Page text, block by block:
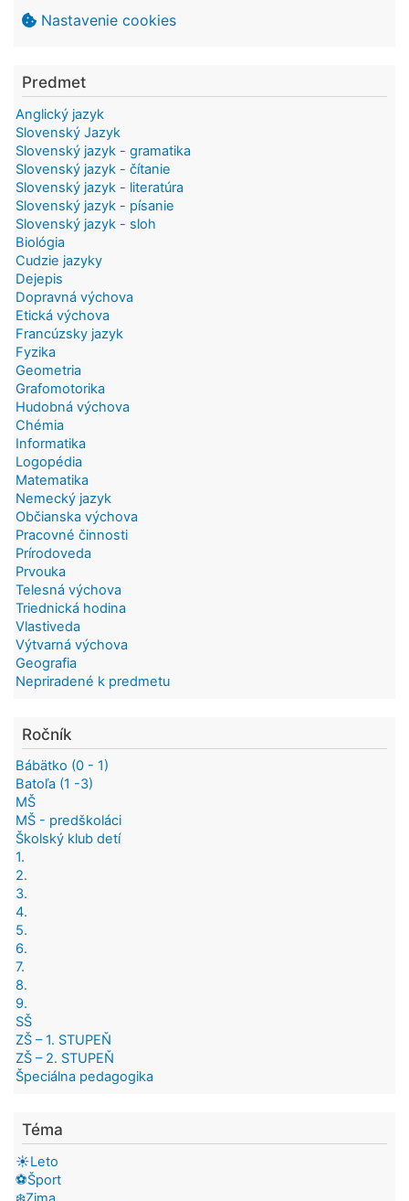
Nastavenie cookies
Predmet
Anglický jazyk
Slovenský Jazyk
Slovenský jazyk - gramatika
Slovenský jazyk - čítanie
Slovenský jazyk - literatúra
Slovenský jazyk - písanie
Slovenský jazyk - sloh
Biológia
Cudzie jazyky
Dejepis
Dopravná výchova
Etická výchova
Francúzsky jazyk
Fyzika
Geometria
Grafomotorika
Hudobná výchova
Chémia
Informatika
Logopédia
Matematika
Nemecký jazyk
Občianska výchova
Pracovné činnosti
Prírodoveda
Prvouka
Telesná výchova
Triednická hodina
Vlastiveda
Výtvarná výchova
Geografia
Nepriradené k predmetu
Ročník
Bábätko (0 - 1)
Batoľa (1 -3)
MŠ
MŠ - predškoláci
Školský klub detí
1.
2.
3.
4.
5.
6.
7.
8.
9.
SŠ
ZŠ – 1. STUPEŇ
ZŠ – 2. STUPEŇ
Špeciálna pedagogika
Téma
☀️Leto
⚽Šport